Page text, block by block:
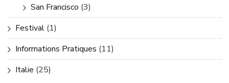
San Francisco (3)
Festival (1)
Informations Pratiques (11)
Italie (25)